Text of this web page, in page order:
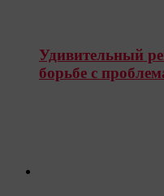
Удивительный
борьбе с